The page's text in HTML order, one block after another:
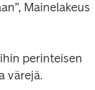
Mainelakeus
perinteisen
värejä.